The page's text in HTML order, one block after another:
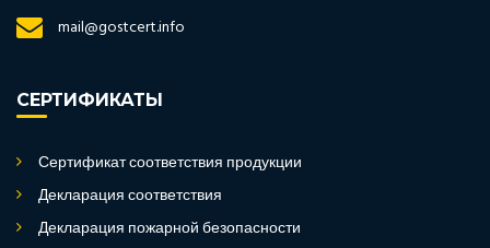
mail@gostcert.info
СЕРТИФИКАТЫ
Сертификат соответствия продукции
Декларация соответствия
Декларация пожарной безопасности